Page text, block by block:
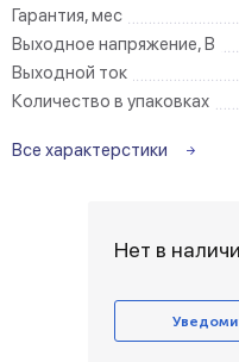
Гарантия, мес
Выходное напряжение, В
Выходной ток
Количество в упаковках
Все характерстики
Нет в